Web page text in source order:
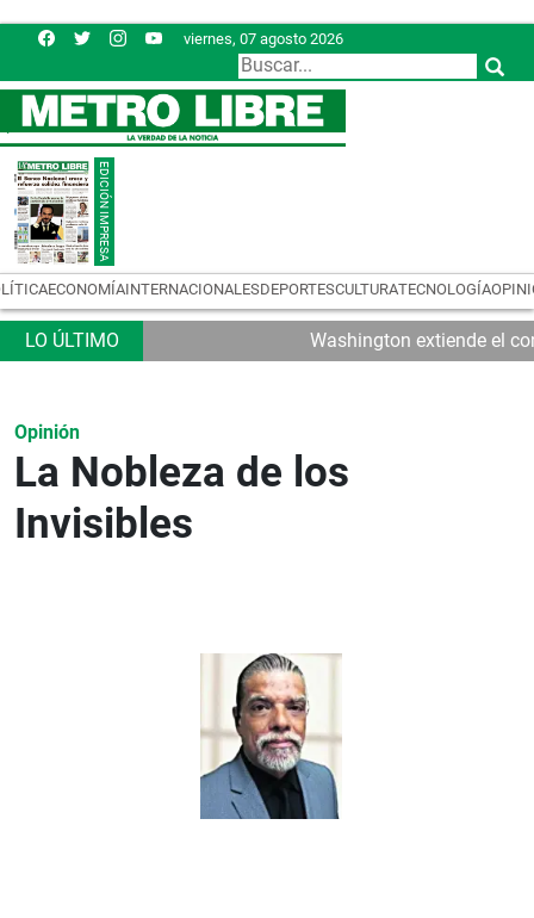
viernes, 07 agosto 2026
ECONOMÍAINTERNACIONALESDEPORTESCULTURATECNOLOGÍA
Washington extiende el
Opinión
La Nobleza de los
Invisibles